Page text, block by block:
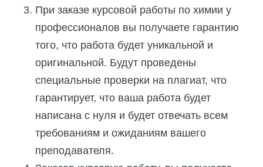
При заказе курсовой работы по химии у
профессионалов вы получаете гарантию
того, что работа будет уникальной и
оригинальной. Будут проведены
специальные проверки на плагиат, что
гарантирует, что ваша работа будет
написана с нуля и будет отвечать всем
требованиям и ожиданиям вашего
преподавателя.